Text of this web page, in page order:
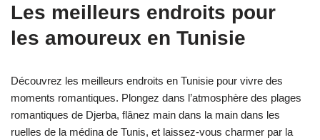
Les meilleurs endroits pour
les amoureux en Tunisie
Découvrez les meilleurs endroits en Tunisie pour vivre des
moments romantiques. Plongez dans l’atmosphère des plages
romantiques de Djerba, flânez main dans la main dans les
ruelles de la médina de Tunis, et laissez-vous charmer par la